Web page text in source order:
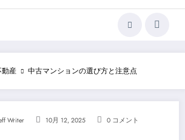
動産 中古マンションの選び方と注意点
Writer 10月 12, 2025 0 コメント